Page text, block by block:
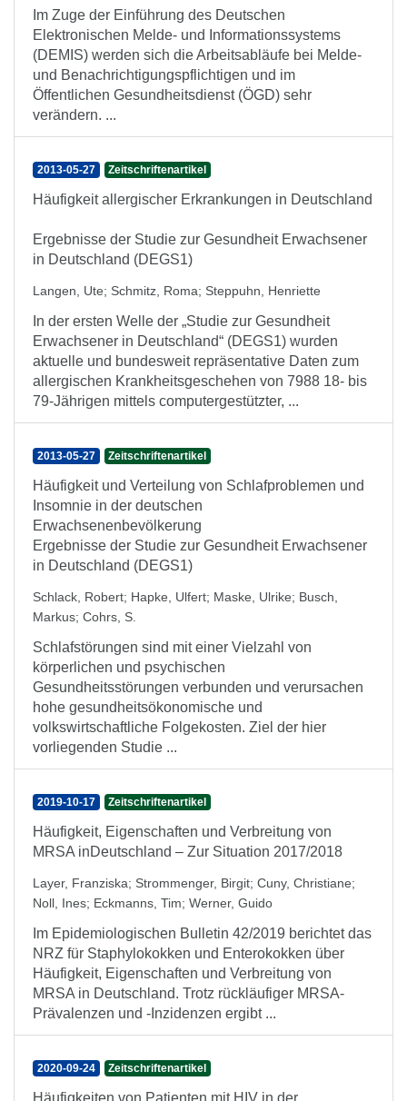
Im Zuge der Einführung des Deutschen
Elektronischen Melde- und Informationssystems
(DEMIS) werden sich die Arbeitsabläufe bei Melde-
und Benachrichtigungspflichtigen und im
Öffentlichen Gesundheitsdienst (ÖGD) sehr
verändern. ...
2013-05-27 Zeitschriftenartikel
Häufigkeit allergischer Erkrankungen in Deutschland
Ergebnisse der Studie zur Gesundheit Erwachsener
in Deutschland (DEGS1)
Langen, Ute; Schmitz, Roma; Steppuhn, Henriette
In der ersten Welle der „Studie zur Gesundheit
Erwachsener in Deutschland“ (DEGS1) wurden
aktuelle und bundesweit repräsentative Daten zum
allergischen Krankheitsgeschehen von 7988 18- bis
79-Jährigen mittels computergestützter, ...
2013-05-27 Zeitschriftenartikel
Häufigkeit und Verteilung von Schlafproblemen und
Insomnie in der deutschen
Erwachsenenbevölkerung
Ergebnisse der Studie zur Gesundheit Erwachsener
in Deutschland (DEGS1)
Schlack, Robert; Hapke, Ulfert; Maske, Ulrike; Busch,
Markus; Cohrs, S.
Schlafstörungen sind mit einer Vielzahl von
körperlichen und psychischen
Gesundheitsstörungen verbunden und verursachen
hohe gesundheitsökonomische und
volkswirtschaftliche Folgekosten. Ziel der hier
vorliegenden Studie ...
2019-10-17 Zeitschriftenartikel
Häufigkeit, Eigenschaften und Verbreitung von
MRSA inDeutschland – Zur Situation 2017/2018
Layer, Franziska; Strommenger, Birgit; Cuny, Christiane;
Noll, Ines; Eckmanns, Tim; Werner, Guido
Im Epidemiologischen Bulletin 42/2019 berichtet das
NRZ für Staphylokokken und Enterokokken über
Häufigkeit, Eigenschaften und Verbreitung von
MRSA in Deutschland. Trotz rückläufiger MRSA-
Prävalenzen und -Inzidenzen ergibt ...
2020-09-24 Zeitschriftenartikel
Häufigkeiten von Patienten mit HIV in der